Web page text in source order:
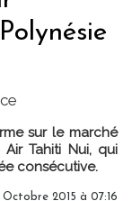
sur le marché
Tahiti Nui, qui
consécutive.
Octobre 2015 à 07:16